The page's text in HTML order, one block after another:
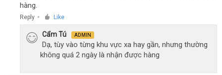
hàng.
Reply ● Like
Cẩm Tú ADMIN
Dạ, tùy vào từng khu vực xa hay gần, nhưng thường
không quá 2 ngày là nhận được hàng